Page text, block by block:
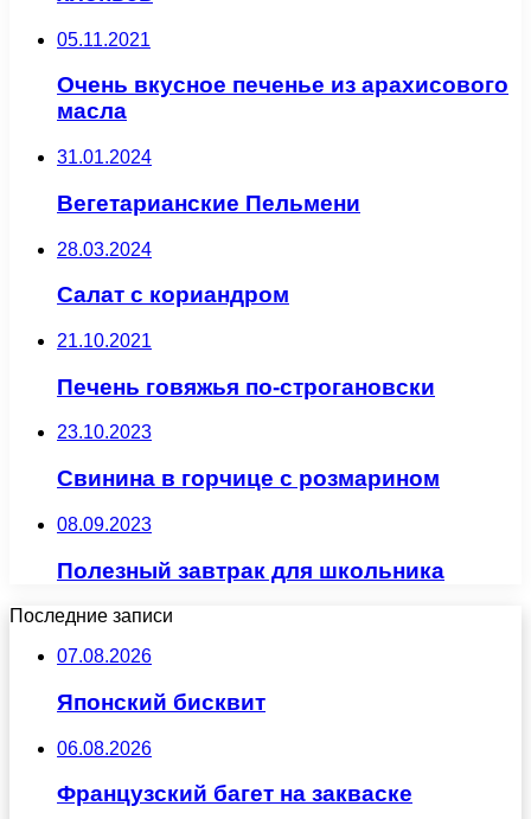
05.11.2021
Очень вкусное печенье из арахисового
масла
31.01.2024
Вегетарианские Пельмени
28.03.2024
Салат с кориандром
21.10.2021
Печень говяжья по-строгановски
23.10.2023
Свинина в горчице с розмарином
08.09.2023
Полезный завтрак для школьника
Последние записи
07.08.2026
Японский бисквит
06.08.2026
Французский багет на закваске